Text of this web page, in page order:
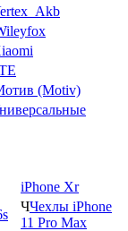
(Motiv)
iPhone Xr
ЧЧехлы iPhone
11 Pro Max